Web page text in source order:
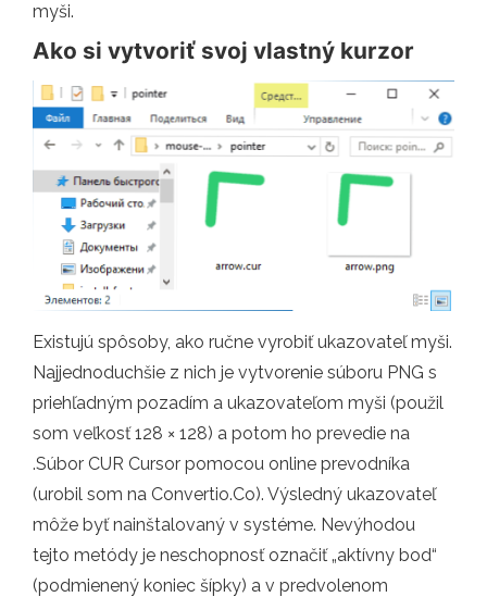
myši.
Ako si vytvoriť svoj vlastný kurzor
Existujú spôsoby, ako ručne vyrobiť ukazovateľ myši.
Najjednoduchšie z nich je vytvorenie súboru PNG s
priehľadným pozadím a ukazovateľom myši (použil
som veľkosť 128 × 128) a potom ho prevedie na
.Súbor CUR Cursor pomocou online prevodníka
(urobil som na Convertio.Co). Výsledný ukazovateľ
môže byť nainštalovaný v systéme. Nevýhodou
tejto metódy je neschopnosť označiť „aktívny bod“
(podmienený koniec šípky) a v predvolenom